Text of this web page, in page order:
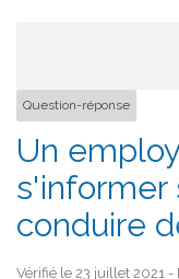
Question-réponse
Un
s'informer
conduire
Vérifié le 23 juillet 2021